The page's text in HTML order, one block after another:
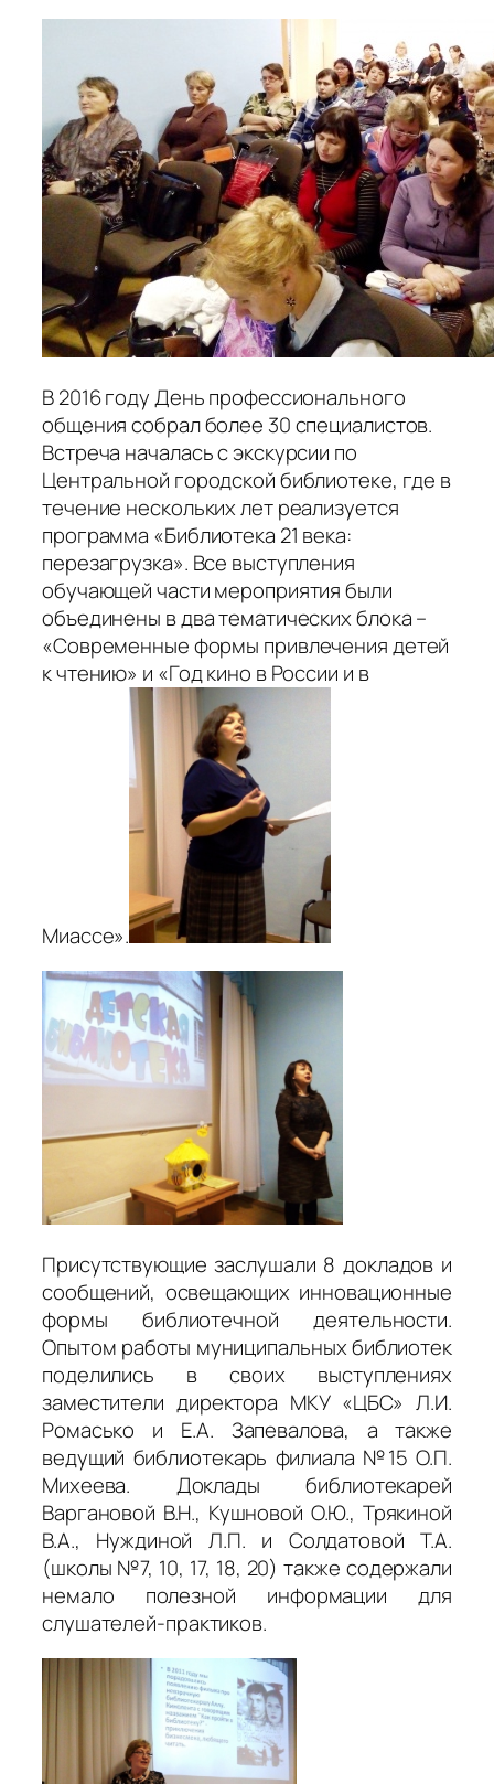
В 2016 году День профессионального
общения собрал более 30 специалистов.
Встреча началась с экскурсии по
Центральной городской библиотеке, где в
течение нескольких лет реализуется
программа «Библиотека 21 века:
перезагрузка». Все выступления
обучающей части мероприятия были
объединены в два тематических блока –
«Современные формы привлечения детей
к чтению» и «Год кино в России и в
Миассе».
Присутствующие заслушали 8 докладов и
сообщений, освещающих инновационные
формы библиотечной деятельности.
Опытом работы муниципальных библиотек
поделились в своих выступлениях
заместители директора МКУ «ЦБС» Л.И.
Ромасько и Е.А. Запевалова, а также
ведущий библиотекарь филиала №15 О.П.
Михеева. Доклады библиотекарей
Варгановой В.Н., Кушновой О.Ю., Трякиной
В.А., Нуждиной Л.П. и Солдатовой Т.А.
(школы №7, 10, 17, 18, 20) также содержали
немало полезной информации для
слушателей-практиков.